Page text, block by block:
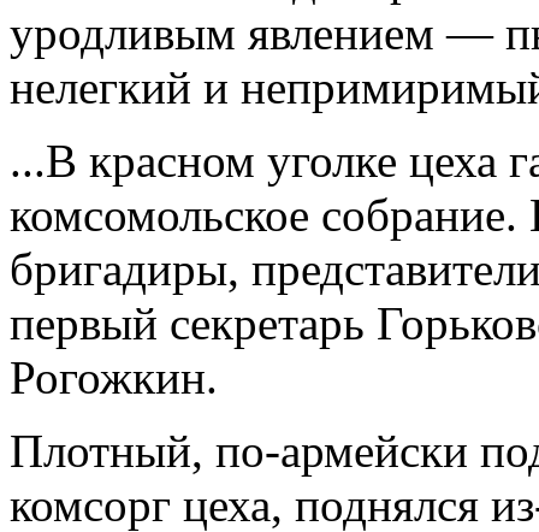
уродливым явлением —
нелегкий и
...В красном уголке цеха
комсомольское
бригадиры,
первый секретарь
Рогожкин.
Плотный, по-армейски
комсорг цеха, поднялся